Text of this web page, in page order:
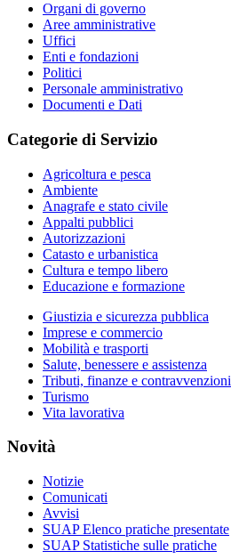
Organi di governo
Aree amministrative
Uffici
Enti e fondazioni
Politici
Personale amministrativo
Documenti e Dati
Categorie di Servizio
Agricoltura e pesca
Ambiente
Anagrafe e stato civile
Appalti pubblici
Autorizzazioni
Catasto e urbanistica
Cultura e tempo libero
Educazione e formazione
Giustizia e sicurezza pubblica
Imprese e commercio
Mobilità e trasporti
Salute, benessere e assistenza
Tributi, finanze e contravvenzioni
Turismo
Vita lavorativa
Novità
Notizie
Comunicati
Avvisi
SUAP Elenco pratiche presentate
SUAP Statistiche sulle pratiche